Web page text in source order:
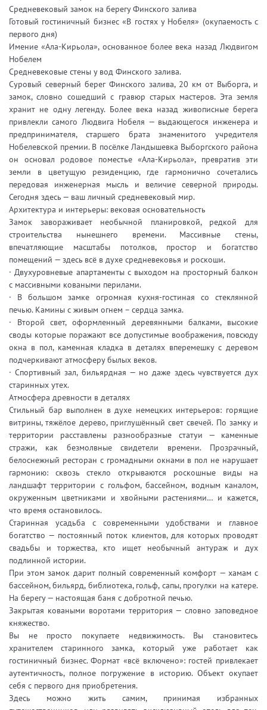
Средневековый замок на берегу Финского залива
Готовый гостиничный бизнес «В гостях у Нобеля» (окупаемость с
первого дня)
Имение «Ала-Кирьола», основанное более века назад Людвигом
Нобелем
Средневековые стены у вод Финского залива.
Суровый северный берег Финского залива, 20 км от Выборга, и
замок, словно сошедший с гравюр старых мастеров. Эта земля
хранит не одну легенду. Более века назад живописные берега
привлекли самого Людвига Нобеля — выдающегося инженера и
предпринимателя, старшего брата знаменитого учредителя
Нобелевской премии. В посёлке Ландышевка Выборгского района
он основал родовое поместье «Ала-Кирьола», превратив эти
земли в цветущую резиденцию, где гармонично сочетались
передовая инженерная мысль и величие северной природы.
Сегодня здесь — ваш личный средневековый мир.
Архитектура и интерьеры: вековая основательность
Замок завораживает необычной планировкой, редкой для
строительства нынешнего времени. Массивные стены,
впечатляющие масштабы потолков, простор и богатство
помещений — здесь всё в духе средневековья и роскоши.
· Двухуровневые апартаменты с выходом на просторный балкон
с массивными коваными перилами.
· В большом замке огромная кухня-гостиная со стеклянной
печью. Камины с живым огнем – сердца замка.
· Второй свет, оформленный деревянными балками, высокие
своды которые поражают все допустимые воображения, повсюду
окна в пол, каменная кладка в деталях вперемешку с деревом
подчеркивают атмосферу былых веков.
· Спортивный зал, бильярдная — но даже здесь чувствуется дух
старинных утех.
Атмосфера древности в деталях
Стильный бар выполнен в духе немецких интерьеров: горящие
витрины, тяжёлое дерево, приглушённый свет свечей. По замку и
территории расставлены разнообразные статуи — каменные
стражи, как безмолвные свидетели времени. Прозрачный,
белоснежный ресторан с громадными окнами в пол не нарушает
гармонию: сквозь стекло открываются роскошные виды на
ландшафт территории с гольфом, бассейном, водным каналом,
окруженным цветниками и хвойными растениями… и кажется,
что время остановилось.
Старинная усадьба с современными удобствами и главное
богатство — постоянный поток клиентов, для которых проводят
свадьбы и торжества, кто ищет необычный антураж и дух
подлинной истории.
При этом замок дарит полный современный комфорт — хамам с
бассейном, бильярд, библиотека, гольф, сапы, прогулки на катере.
На берегу — настоящая баня с добротной печью.
Закрытая коваными воротами территория — словно заповедное
княжество.
Вы не просто покупаете недвижимость. Вы становитесь
хранителем старинного замка, который уже работает как
гостиничный бизнес. Формат «всё включено»: гостей привлекает
аутентичность, полное погружение в историю. Объект окупает
себя с первого дня приобретения.
Здесь можно жить самим, принимая избранных